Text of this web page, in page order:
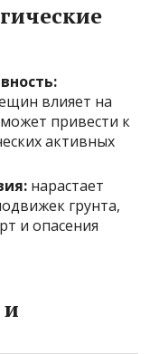
влияет на
привести к
активных
нарастает
грунта,
и опасения
и